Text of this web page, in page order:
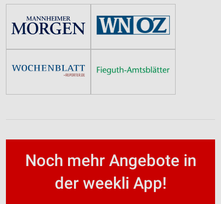
Noch mehr Angebote in
der weekli App!